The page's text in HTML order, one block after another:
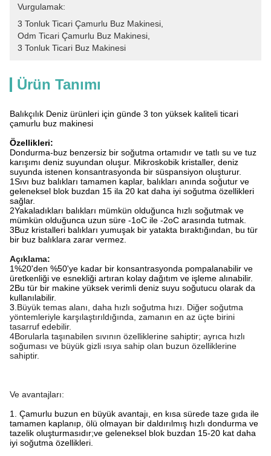
Vurgulamak:
3 Tonluk Ticari Çamurlu Buz Makinesi
Odm Ticari Çamurlu Buz Makinesi
3 Tonluk Ticari Buz Makinesi
Ürün Tanımı
Balıkçılık Deniz ürünleri için günde 3 ton yüksek kaliteli ticari
çamurlu buz makinesi
Özellikleri:
Dondurma-buz benzersiz bir soğutma ortamıdır ve tatlı su ve tuz
karışımı deniz suyundan oluşur. Mikroskobik kristaller, deniz
suyunda istenen konsantrasyonda bir süspansiyon oluşturur.
1Sıvı buz balıkları tamamen kaplar, balıkları anında soğutur ve
geleneksel blok buzdan 15 ila 20 kat daha iyi soğutma özellikleri
sağlar.
2Yakaladıkları balıkları mümkün olduğunca hızlı soğutmak ve
mümkün olduğunca uzun süre -1oC ile -2oC arasında tutmak.
3Buz kristalleri balıkları yumuşak bir yatakta bıraktığından, bu tür
bir buz balıklara zarar vermez.
Açıklama:
1%20'den %50'ye kadar bir konsantrasyonda pompalanabilir ve
üretkenliği ve esnekliği artıran kolay dağıtım ve işleme alınabilir.
2Bu tür bir makine yüksek verimli deniz suyu soğutucu olarak da
kullanılabilir.
3. Büyük temas alanı, daha hızlı soğutma hızı. Diğer soğutma
yöntemleriyle karşılaştırıldığında, zamanın en az üçte birini
tasarruf edebilir.
4Borularla taşınabilen sıvının özelliklerine sahiptir; ayrıca hızlı
soğuması ve büyük gizli ısıya sahip olan buzun özelliklerine
sahiptir.
Ve avantajları:
1. Çamurlu buzun en büyük avantajı, en kısa sürede taze gıda ile
tamamen kaplanıp, ölü olmayan bir daldırılmış hızlı dondurma ve
tazelik oluşturmasıdır;ve geleneksel blok buzdan 15-20 kat daha
iyi soğutma özellikleri.